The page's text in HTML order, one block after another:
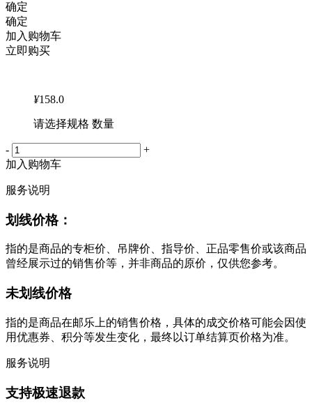
确定
确定
加入购物车
立即购买
¥158.0
请选择规格 数量
-
+
加入购物车
服务说明
划线价格：
指的是商品的专柜价、吊牌价、指导价、正品零售价或该商品
曾经展示过的销售价等，并非商品的原价，仅供您参考。
未划线价格
指的是商品在邮乐上的销售价格，具体的成交价格可能会因使
用优惠券、积分等发生变化，最终以订单结算页价格为准。
服务说明
支持极速退款